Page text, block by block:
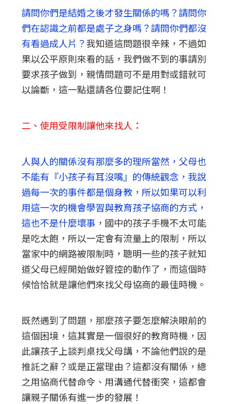
請問你們是結婚之後才發生關係的嗎？請問你
們在認識之前都是處子之身嗎？請問你們都沒
有看過成人片？我知道這問題很辛辣，不過如
果以公平原則來看的話，我們做不到的事請別
要求孩子做到，親情問題可不是用對或錯就可
以論斷，這一點還請各位要記住啊！
二、使用受限制讓他來找人：
人與人的關係沒有那麼多的理所當然，父母也
不能有『小孩子有耳沒嘴』的傳統觀念，我說
過每一次的事件都是個身教，所以如果可以利
用這一次的機會學習與教育孩子協商的方式，
這也不是什麼壞事 ，國中的孩子手機不太可能
是吃太飽，所以一定會有流量上的限制，所以
當家中的網路被限制時，聰明一些的孩子就知
道父母已經開始做好管控的動作了，而這個時
候恰恰就是讓他們來找父母協商的最佳時機。
既然遇到了問題，那麼孩子要怎麼解決眼前的
這個困境，這其實是一個很好的教育時機，因
此讓孩子上談判桌找父母講，不論他們說的是
推託之辭？或是正當理由？這都沒有關係，總
之用協商代替命令、用溝通代替衝突，這都會
讓親子關係有進一步的發展！